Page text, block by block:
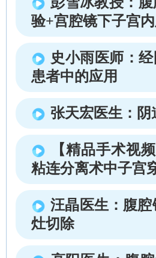
验+宫腔镜下子宫
史小雨医师：
患者中的应用
张天宏医生：
【精品手术视
粘连分离术中子宫
汪晶医生：腹
灶切除